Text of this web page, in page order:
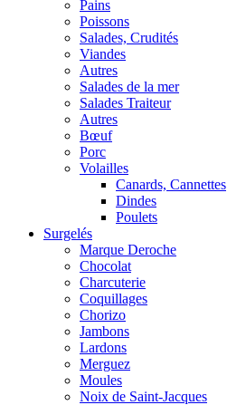
Pains
Poissons
Salades, Crudités
Viandes
Autres
Salades de la mer
Salades Traiteur
Autres
Bœuf
Porc
Volailles
Canards, Cannettes
Dindes
Poulets
Surgelés
Marque Deroche
Chocolat
Charcuterie
Coquillages
Chorizo
Jambons
Lardons
Merguez
Moules
Noix de Saint-Jacques